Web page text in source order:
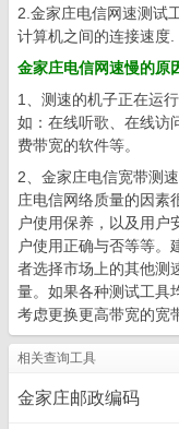
2.金家庄电信网速测试
计算机之间的连接速度.
金家庄电信网速慢的原
1、测速的机子正在运
如：在线听歌、在线访
费带宽的软件等。
2、金家庄电信宽带测
庄电信网络质量的因素
户使用保养，以及用户
户使用正确与否等等。
者选择市场上的其他测
量。如果各种测试工具
考虑更换更高带宽的宽
相关查询工具
金家庄邮政编码